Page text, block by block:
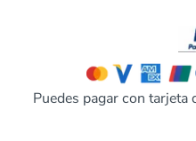
Puedes pagar con tarjeta